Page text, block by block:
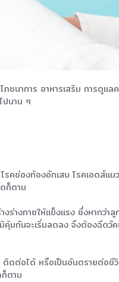
ชนาการ อาหารเสริม การดูแ
ปนาน ๆ
ช่องท้องอักเสบ โรคเอดส์แม
ก็ตาม
ร่างกายให้แข็งแรง ซึ่งหากว่า
มกันจะเริ่มลดลง จึงต้องฉีดวั
ติดต่อได้ หรือเป็นอันตรายต่อ
ตาม